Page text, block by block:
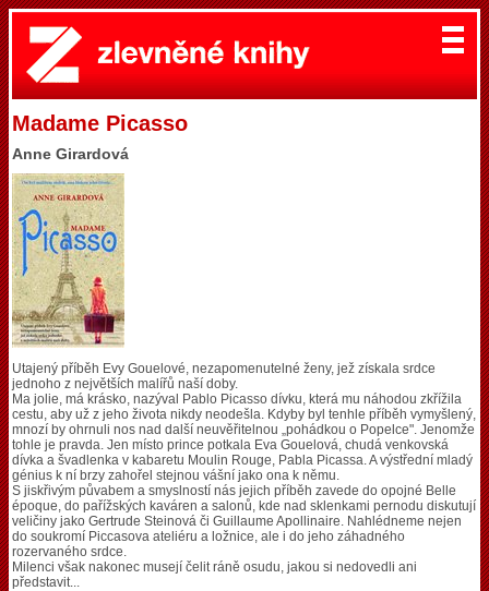
Madame Picasso
Anne Girardová
Utajený příběh Evy Gouelové, nezapomenutelné ženy, jež získala srdce
jednoho z největších malířů naší doby.
Ma jolie, má krásko, nazýval Pablo Picasso dívku, která mu náhodou zkřížila
cestu, aby už z jeho života nikdy neodešla. Kdyby byl tenhle příběh vymyšlený,
mnozí by ohrnuli nos nad další neuvěřitelnou „pohádkou o Popelce". Jenomže
tohle je pravda. Jen místo prince potkala Eva Gouelová, chudá venkovská
dívka a švadlenka v kabaretu Moulin Rouge, Pabla Picassa. A výstřední mladý
génius k ní brzy zahořel stejnou vášní jako ona k němu.
S jiskřivým půvabem a smyslností nás jejich příběh zavede do opojné Belle
époque, do pařížských kaváren a salonů, kde nad sklenkami pernodu diskutují
veličiny jako Gertrude Steinová či Guillaume Apollinaire. Nahlédneme nejen
do soukromí Piccasova ateliéru a ložnice, ale i do jeho záhadného
rozervaného srdce.
Milenci však nakonec musejí čelit ráně osudu, jakou si nedovedli ani
představit...